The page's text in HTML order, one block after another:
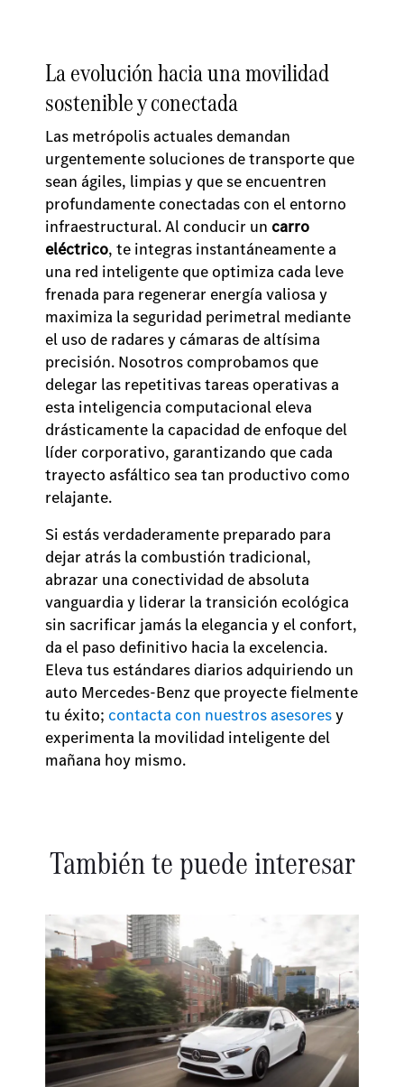
La evolución hacia una movilidad
sostenible y conectada
Las metrópolis actuales demandan
urgentemente soluciones de transporte que
sean ágiles, limpias y que se encuentren
profundamente conectadas con el entorno
infraestructural. Al conducir un carro
eléctrico, te integras instantáneamente a
una red inteligente que optimiza cada leve
frenada para regenerar energía valiosa y
maximiza la seguridad perimetral mediante
el uso de radares y cámaras de altísima
precisión. Nosotros comprobamos que
delegar las repetitivas tareas operativas a
esta inteligencia computacional eleva
drásticamente la capacidad de enfoque del
líder corporativo, garantizando que cada
trayecto asfáltico sea tan productivo como
relajante.
Si estás verdaderamente preparado para
dejar atrás la combustión tradicional,
abrazar una conectividad de absoluta
vanguardia y liderar la transición ecológica
sin sacrificar jamás la elegancia y el confort,
da el paso definitivo hacia la excelencia.
Eleva tus estándares diarios adquiriendo un
auto Mercedes-Benz que proyecte fielmente
tu éxito; contacta con nuestros asesoresy
experimenta la movilidad inteligente del
mañana hoy mismo.
También te puede interesar